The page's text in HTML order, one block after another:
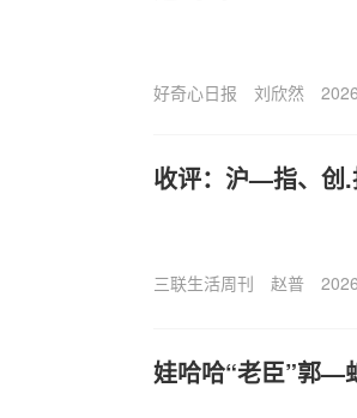
好奇心日报 刘欣然
收评：沪—指、创.
三联生活周刊 赵普
娃哈哈“老臣”郭—